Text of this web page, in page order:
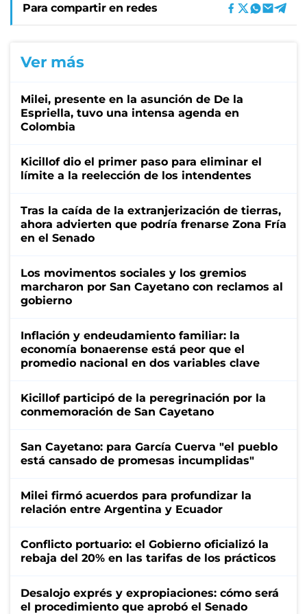
Para compartir en redes
Ver más
Milei, presente en la asunción de De la
Espriella, tuvo una intensa agenda en
Colombia
Kicillof dio el primer paso para eliminar el
límite a la reelección de los intendentes
Tras la caída de la extranjerización de tierras,
ahora advierten que podría frenarse Zona Fría
en el Senado
Los movimentos sociales y los gremios
marcharon por San Cayetano con reclamos al
gobierno
Inflación y endeudamiento familiar: la
economía bonaerense está peor que el
promedio nacional en dos variables clave
Kicillof participó de la peregrinación por la
conmemoración de San Cayetano
San Cayetano: para García Cuerva "el pueblo
está cansado de promesas incumplidas"
Milei firmó acuerdos para profundizar la
relación entre Argentina y Ecuador
Conflicto portuario: el Gobierno oficializó la
rebaja del 20% en las tarifas de los prácticos
Desalojo exprés y expropiaciones: cómo será
el procedimiento que aprobó el Senado